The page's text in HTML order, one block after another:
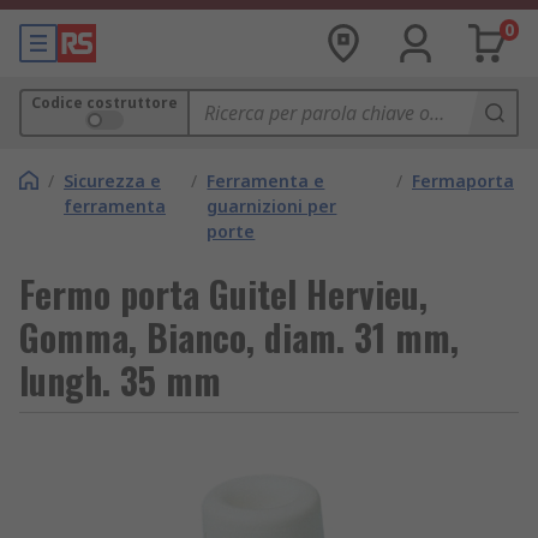
0
Codice costruttore
/ Sicurezza e
ferramenta
/ Ferramenta e
guarnizioni per
porte
/ Fermaporta
Fermo porta Guitel Hervieu,
Gomma, Bianco, diam. 31 mm,
lungh. 35 mm